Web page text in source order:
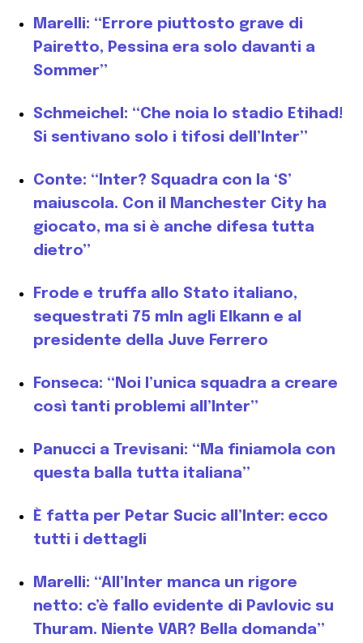
Marelli: “Errore piuttosto grave di
Pairetto, Pessina era solo davanti a
Sommer”
Schmeichel: “Che noia lo stadio Etihad!
Si sentivano solo i tifosi dell’Inter”
Conte: “Inter? Squadra con la ‘S’
maiuscola. Con il Manchester City ha
giocato, ma si è anche difesa tutta
dietro”
Frode e truffa allo Stato italiano,
sequestrati 75 mln agli Elkann e al
presidente della Juve Ferrero
Fonseca: “Noi l’unica squadra a creare
così tanti problemi all’Inter”
Panucci a Trevisani: “Ma finiamola con
questa balla tutta italiana”
È fatta per Petar Sucic all’Inter: ecco
tutti i dettagli
Marelli: “All’Inter manca un rigore
netto: c’è fallo evidente di Pavlovic su
Thuram. Niente VAR? Bella domanda”